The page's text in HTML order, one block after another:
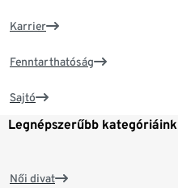
Karrier
Fenntarthatóság
Sajtó
Legnépszerűbb kategóriáink
Női divat